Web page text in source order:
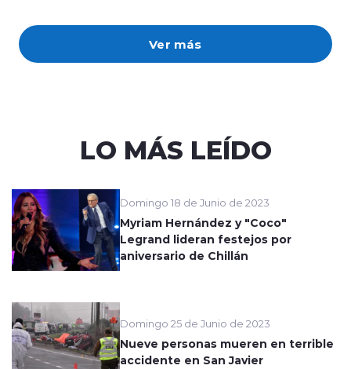
Ver más
LO MÁS LEÍDO
Domingo 18 de Junio de 2023
Myriam Hernández y "Coco"
Legrand lideran festejos por
aniversario de Chillán
Domingo 25 de Junio de 2023
Nueve personas mueren en terrible
accidente en San Javier